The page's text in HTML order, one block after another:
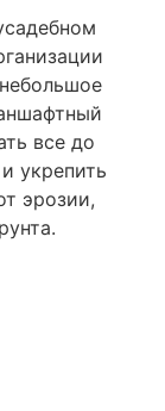
все до
укрепить
эрозии,